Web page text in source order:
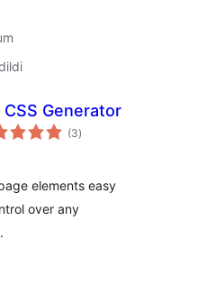
CSS Generator
(3toplam
puan
)
elements easy
over any